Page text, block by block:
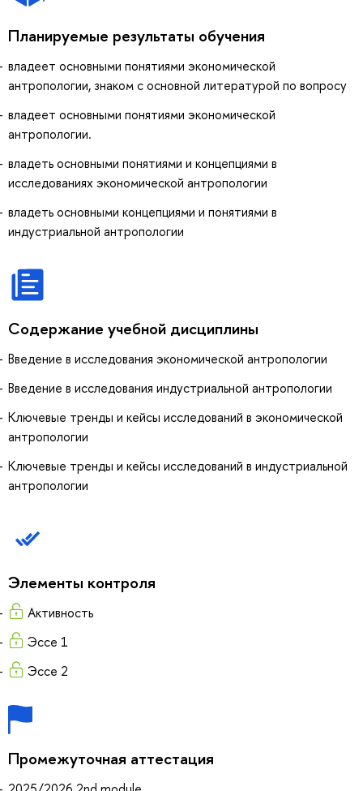
Планируемые результаты обучения
владеет основными понятиями экономической
антропологии, знаком с основной литературой по вопросу
владеет основными понятиями экономической
антропологии.
владеть основными понятиями и концепциями в
исследованиях экономической антропологии
владеть основными концепциями и понятиями в
индустриальной антропологии
Содержание учебной дисциплины
Введение в исследования экономической антропологии
Введение в исследования индустриальной антропологии
Ключевые тренды и кейсы исследований в экономической
антропологии
Ключевые тренды и кейсы исследований в индустриальной
антропологии
Элементы контроля
Активность
Эссе 1
Эссе 2
Промежуточная аттестация